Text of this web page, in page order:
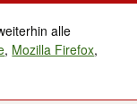
alle
, Mozilla Firefox,